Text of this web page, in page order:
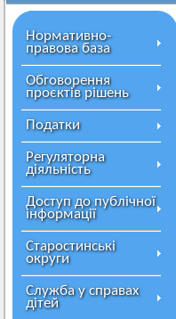
Нормативно-
правова база
Обговорення
проєктів рішень
Податки
Регуляторна
діяльність
Доступ до публічної
інформації
Старостинські
округи
Служба у справах
дітей